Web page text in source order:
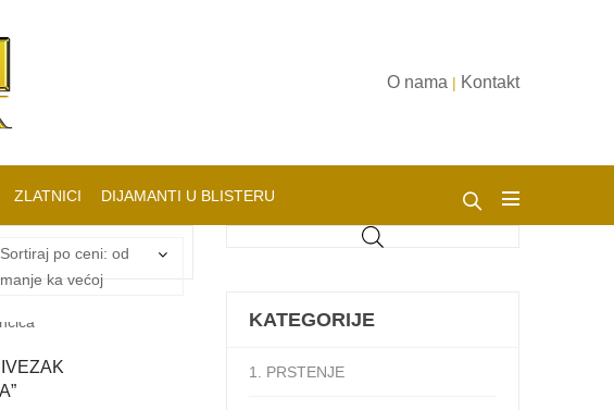
O nama | Kontakt
ZLATNICI DIJAMANTI U BLISTERU
Sortiraj po ceni: od
manje ka većoj
KATEGORIJE
1. PRSTENJE